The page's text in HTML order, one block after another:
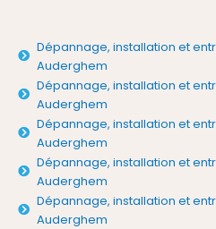
Dépannage, installation et
Auderghem
Dépannage, installation et
Auderghem
Dépannage, installation et
Auderghem
Dépannage, installation et
Auderghem
Dépannage, installation et
Auderghem